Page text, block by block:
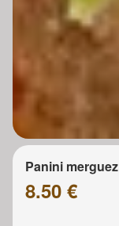
Panini merguez
8.50 €